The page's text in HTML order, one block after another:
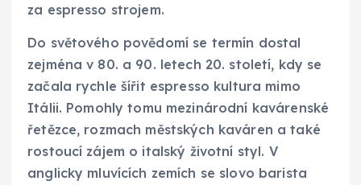
za espresso strojem.
Do světového povědomí se termín dostal
zejména v 80. a 90. letech 20. století, kdy se
začala rychle šířit espresso kultura mimo
Itálii. Pomohly tomu mezinárodní kavárenské
řetězce, rozmach městských kaváren a také
rostoucí zájem o italský životní styl. V
anglicky mluvících zemích se slovo barista